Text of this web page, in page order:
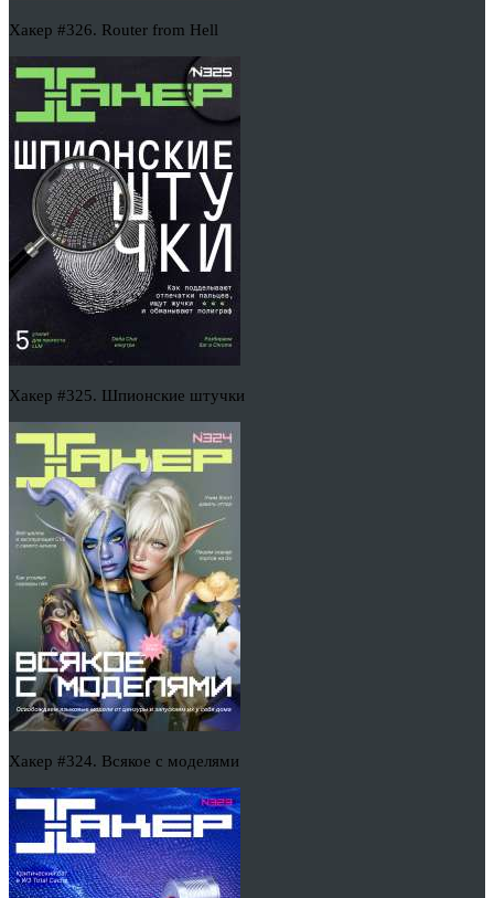
Хакер #326. Router from Hell
Хакер #325. Шпионские штучки
Хакер #324. Всякое с моделями